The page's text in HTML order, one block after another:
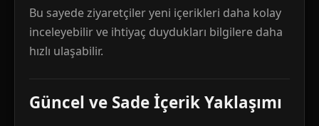
Bu sayede ziyaretçiler yeni içerikleri daha kolay
inceleyebilir ve ihtiyaç duydukları bilgilere daha
hızlı ulaşabilir.
Güncel ve Sade İçerik Yaklaşımı